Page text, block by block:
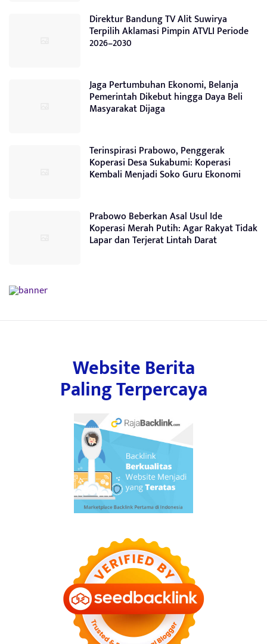
Direktur Bandung TV Alit Suwirya
Terpilih Aklamasi Pimpin ATVLI Periode
2026–2030
Jaga Pertumbuhan Ekonomi, Belanja
Pemerintah Dikebut hingga Daya Beli
Masyarakat Dijaga
Terinspirasi Prabowo, Penggerak
Koperasi Desa Sukabumi: Koperasi
Kembali Menjadi Soko Guru Ekonomi
Prabowo Beberkan Asal Usul Ide
Koperasi Merah Putih: Agar Rakyat Tidak
Lapar dan Terjerat Lintah Darat
Website Berita
Paling Terpercaya